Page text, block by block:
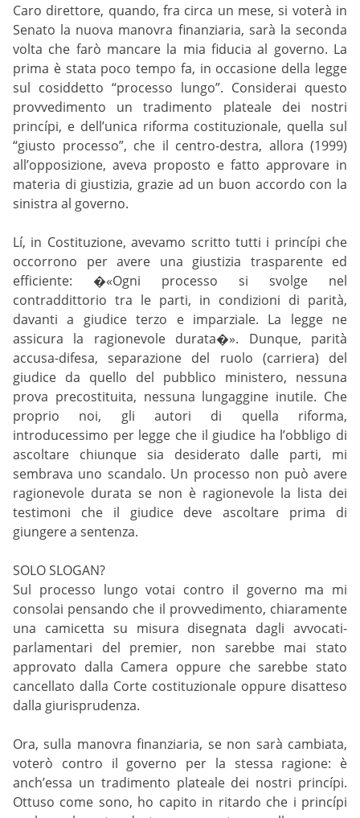
Caro direttore, quando, fra circa un mese, si voterà in
Senato la nuova manovra finanziaria, sarà la seconda
volta che farò mancare la mia fiducia al governo. La
prima è stata poco tempo fa, in occasione della legge
sul cosiddetto “processo lungo”. Considerai questo
provvedimento un tradimento plateale dei nostri
princípi, e dell’unica riforma costituzionale, quella sul
“giusto processo”, che il centro-destra, allora (1999)
all’opposizione, aveva proposto e fatto approvare in
materia di giustizia, grazie ad un buon accordo con la
sinistra al governo.
Lí, in Costituzione, avevamo scritto tutti i princípi che
occorrono per avere una giustizia trasparente ed
efficiente: �«Ogni processo si svolge nel
contraddittorio tra le parti, in condizioni di parità,
davanti a giudice terzo e imparziale. La legge ne
assicura la ragionevole durata�». Dunque, parità
accusa-difesa, separazione del ruolo (carriera) del
giudice da quello del pubblico ministero, nessuna
prova precostituita, nessuna lungaggine inutile. Che
proprio noi, gli autori di quella riforma,
introducessimo per legge che il giudice ha l’obbligo di
ascoltare chiunque sia desiderato dalle parti, mi
sembrava uno scandalo. Un processo non può avere
ragionevole durata se non è ragionevole la lista dei
testimoni che il giudice deve ascoltare prima di
giungere a sentenza.
SOLO SLOGAN?
Sul processo lungo votai contro il governo ma mi
consolai pensando che il provvedimento, chiaramente
una camicetta su misura disegnata dagli avvocati-
parlamentari del premier, non sarebbe mai stato
approvato dalla Camera oppure che sarebbe stato
cancellato dalla Corte costituzionale oppure disatteso
dalla giurisprudenza.
Ora, sulla manovra finanziaria, se non sarà cambiata,
voterò contro il governo per la stessa ragione: è
anch’essa un tradimento plateale dei nostri princípi.
Ottuso come sono, ho capito in ritardo che i princípi